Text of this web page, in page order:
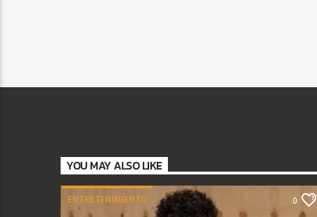
YOU MAY ALSO LIKE
ENTRETENIMIENTO 0